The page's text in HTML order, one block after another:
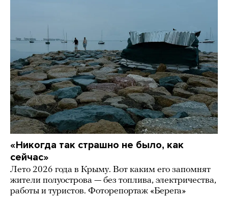
«Никогда так страшно не было, как
сейчас»
Лето 2026 года в Крыму. Вот каким его запомнят
жители полуострова — без топлива, электричества,
работы и туристов. Фоторепортаж «Берега»